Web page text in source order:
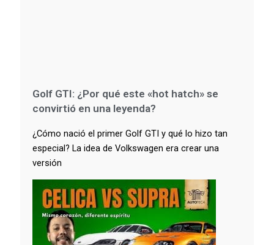
Golf GTI: ¿Por qué este «hot hatch» se
convirtió en una leyenda?
¿Cómo nació el primer Golf GTI y qué lo hizo tan
especial? La idea de Volkswagen era crear una
versión